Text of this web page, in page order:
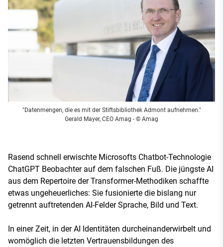
"Datenmengen, die es mit der Stiftsbibliothek Admont aufnehmen."
Gerald Mayer, CEO Amag - © Amag
Rasend schnell erwischte Microsofts Chatbot-Technologie
ChatGPT Beobachter auf dem falschen Fuß. Die jüngste AI
aus dem Repertoire der Transformer-Methodiken schaffte
etwas ungeheuerliches: Sie fusionierte die bislang nur
getrennt auftretenden AI-Felder Sprache, Bild und Text.
In einer Zeit, in der AI Identitäten durcheinanderwirbelt und
womöglich die letzten Vertrauensbildungen des